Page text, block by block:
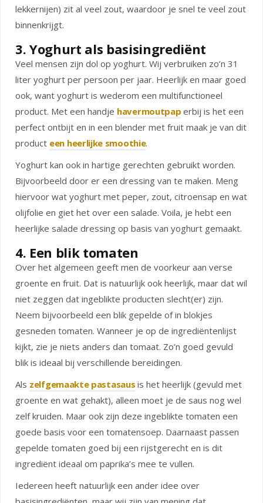
lekkernijen) zit al veel zout, waardoor je snel te veel zout
binnenkrijgt.
3. Yoghurt als basisingrediënt
Veel mensen zijn dol op yoghurt. Wij verbruiken zo’n 31
liter yoghurt per persoon per jaar. Heerlijk en maar goed
ook, want yoghurt is wederom een multifunctioneel
product. Met een handje havermoutpap erbij is het een
perfect ontbijt en in een blender met fruit maak je van dit
product een heerlijke smoothie.
Yoghurt kan ook in hartige gerechten gebruikt worden.
Bijvoorbeeld door er een dressing van te maken. Meng
hiervoor wat yoghurt met peper, zout, citroensap en wat
olijfolie en giet het over een salade. Voila, je hebt een
heerlijke salade dressing op basis van yoghurt gemaakt.
4. Een blik tomaten
Over het algemeen geeft men de voorkeur aan verse
groente en fruit. Dat is natuurlijk ook heerlijk, maar dat wil
niet zeggen dat ingeblikte producten slecht(er) zijn.
Neem bijvoorbeeld een blik gepelde of in blokjes
gesneden tomaten. Wanneer je op de ingrediëntenlijst
kijkt, zie je niets anders dan tomaat. Zo’n goed gevuld
blik is ideaal bij verschillende bereidingen.
Als zelfgemaakte pastasaus is het heerlijk (gevuld met
groente en wat gehakt), alleen moet je de saus nog wel
zelf kruiden. Maar ook zijn deze ingeblikte tomaten een
goede basis voor een tomatensoep. Daarnaast passen
gepelde tomaten goed bij een rijstgerecht en is dit
ingrediënt ideaal om paprika’s mee te vullen.
Iedereen heeft natuurlijk een ander idee over